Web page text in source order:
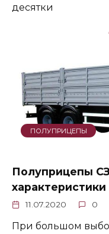
десятки
ПОЛУПРИЦЕПЫ
Полуприцепы
характеристики
11.07.2020 0
При большом